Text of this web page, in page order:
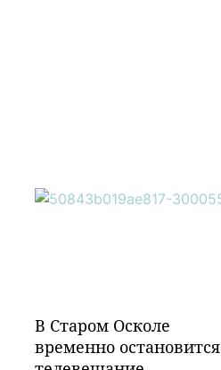
В Старом Осколе
временно остановится